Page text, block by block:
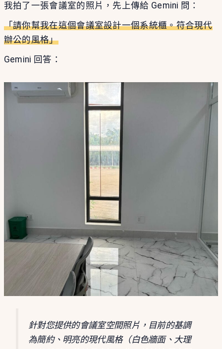
我拍了一張會議室的照片，先上傳給 Gemini 問：
「請你幫我在這個會議室設計一個系統櫃。符合現代
辦公的風格」
Gemini 回答：
針對您提供的會議室空間照片，目前的基調
為簡約、明亮的現代風格（白色牆面、大理